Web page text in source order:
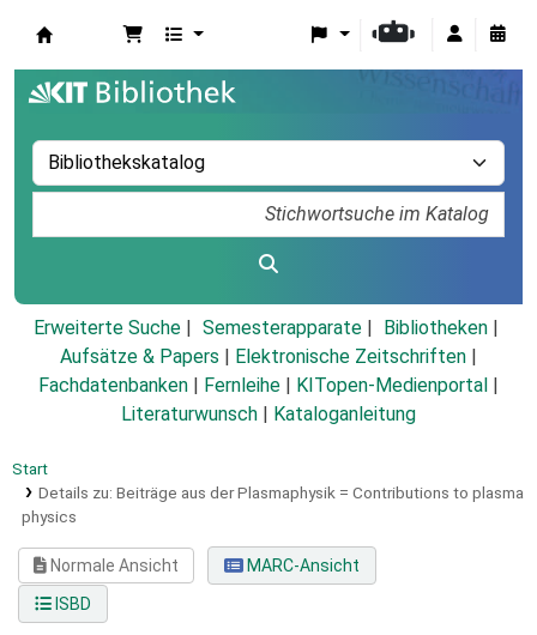
Erweiterte Suche Semesterapparate
Bibliotheken
Aufsätze & Papers
Elektronische Zeitschriften
Fachdatenbanken
Fernleihe KITopen-Medienportal
Literaturwunsch
Kataloganleitung
Start
Details zu: Beiträge aus der Plasmaphysik = Contributions to plasma
physics
Normale Ansicht
MARC-Ansicht
ISBD